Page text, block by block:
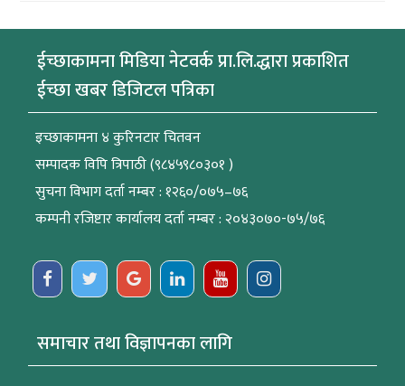
ईच्छाकामना मिडिया नेटवर्क प्रा.लि.द्धारा प्रकाशित
ईच्छा खबर डिजिटल पत्रिका
इच्छाकामना ४ कुरिनटार चितवन
सम्पादक विपि त्रिपाठी (९८४५९८०३०१ )
सुचना विभाग दर्ता नम्बर : १२६०/०७५–७६
कम्पनी रजिष्टार कार्यालय दर्ता नम्बर : २०४३०७०-७५/७६
समाचार तथा विज्ञापनका लागि